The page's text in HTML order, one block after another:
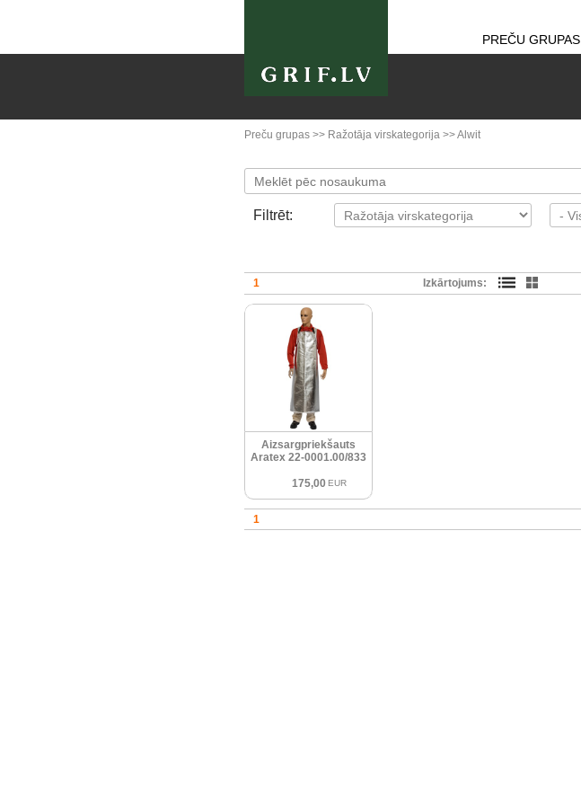
PREČU GRUPAS
Preču grupas >> Ražotāja virskategorija >>Alwit
Filtrēt:
1 Izkārtojums:
Aizsargpriekšauts
Aratex 22-0001.00/833
175,00 EUR
1